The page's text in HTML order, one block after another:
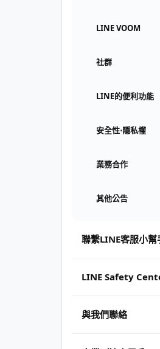
LINE VOOM
社群
LINE的便利功能
安全性⋅隱私權
業務合作
其他公告
聯繫LINE客服小幫
LINE Safety
與我們聯絡